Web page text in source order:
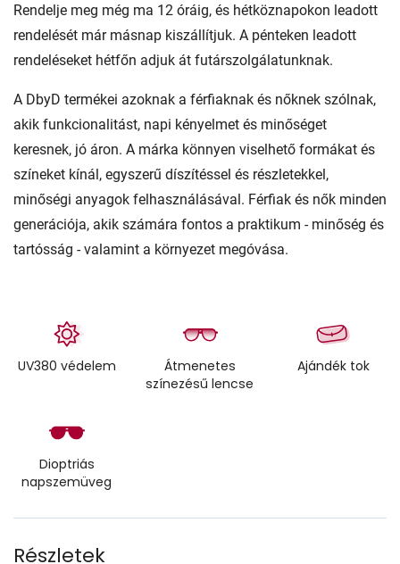
Rendelje meg még ma 12 óráig, és hétköznapokon leadott
rendelését már másnap kiszállítjuk. A pénteken leadott
rendeléseket hétfőn adjuk át futárszolgálatunknak.
A DbyD termékei azoknak a férfiaknak és nőknek szólnak,
akik funkcionalitást, napi kényelmet és minőséget
keresnek, jó áron. A márka könnyen viselhető formákat és
színeket kínál, egyszerű díszítéssel és részletekkel,
minőségi anyagok felhasználásával. Férfiak és nők minden
generációja, akik számára fontos a praktikum - minőség és
tartósság - valamint a környezet megóvása.
UV380 védelem
Átmenetes
színezésű lencse
Ajándék tok
Dioptriás
napszemüveg
Részletek